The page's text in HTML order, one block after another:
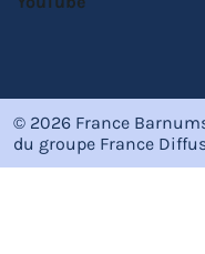
© 2026 France
du groupe France